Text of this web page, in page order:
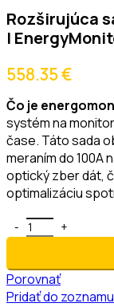
Rozširujúca
|
558.35€
Čo je
systém na
čase. Táto sada
meraním do 100A
optický zber dát,
optimalizáciu
množstvo
Porovnať
Pridať do